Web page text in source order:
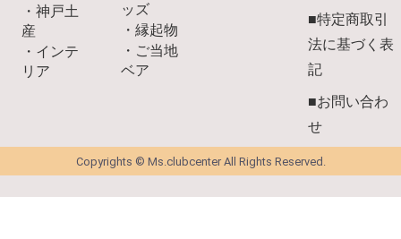
・神戸土
産
・インテ
リア
ッズ
・縁起物
・ご当地
ベア
■特定商取引
法に基づく表
記
■お問い合わ
せ
Copyrights © Ms.clubcenter All Rights Reserved.